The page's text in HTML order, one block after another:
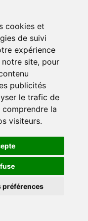
cookies et
de suivi
expérience
site, pour
publicités
le trafic de
la
visiteurs.
préférences